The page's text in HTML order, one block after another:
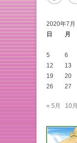
2020年7月
日
月
5
6
12
13
19
20
26
27
« 5月 10